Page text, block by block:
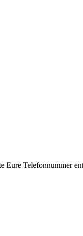
Eure Telefonnummer